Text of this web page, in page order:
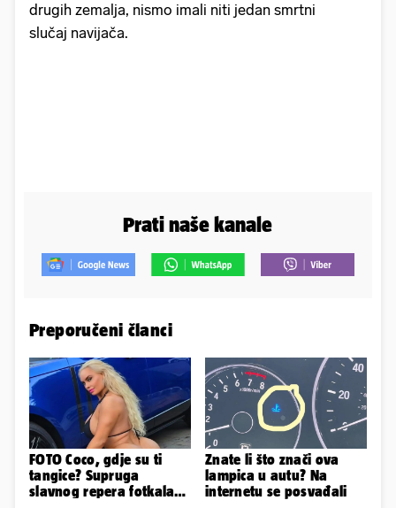
drugih zemalja, nismo imali niti jedan smrtni
slučaj navijača.
Prati naše kanale
Preporučeni članci
FOTO Coco, gdje su ti
tangice? Supruga
slavnog repera fotkala
Znate li što znači ova
lampica u autu? Na
internetu se posvađali